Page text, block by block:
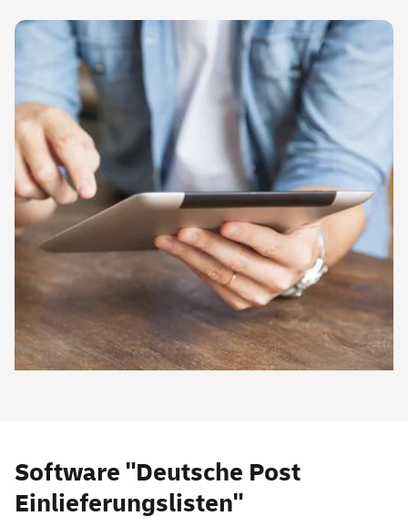
Software "Deutsche Post
Einlieferungslisten"